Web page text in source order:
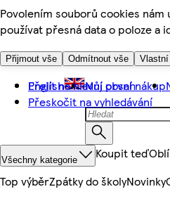
Povolením souborů cookies
používat přesná data o poloze a
Přijmout vše Odmítnout vše
Přejít na hlavní obsah
Přeskočit na vyhledávání
English Můj první nákup
Všechny kategorie Koupit teď
Top výběrZpátky do školyNovinky